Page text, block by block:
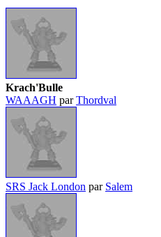
Krach'Bulle
WAAAGH parThordval
SRS Jack London par Salem